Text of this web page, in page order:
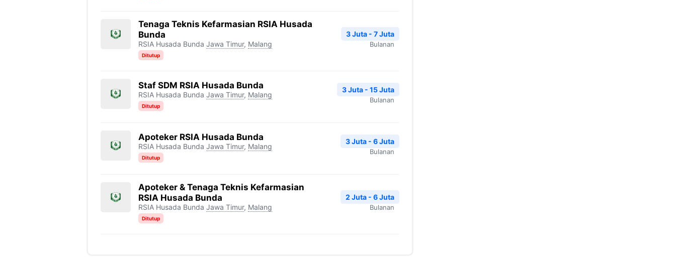
Tenaga Teknis Kefarmasian RSIA Husada
Bunda
RSIA Husada Bunda Jawa Timur, Malang
Ditutup
3 Juta - 7 Juta
Bulanan
Staf SDM RSIA Husada Bunda
RSIA Husada Bunda Jawa Timur, Malang
Ditutup
3 Juta - 15 Juta
Bulanan
Apoteker RSIA Husada Bunda
RSIA Husada Bunda Jawa Timur, Malang
Ditutup
3 Juta - 6 Juta
Bulanan
Apoteker & Tenaga Teknis Kefarmasian
RSIA Husada Bunda
RSIA Husada Bunda Jawa Timur, Malang
Ditutup
2 Juta - 6 Juta
Bulanan